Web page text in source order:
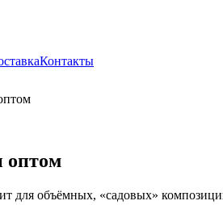
Контакты
оптом
для объёмных, «садовых»